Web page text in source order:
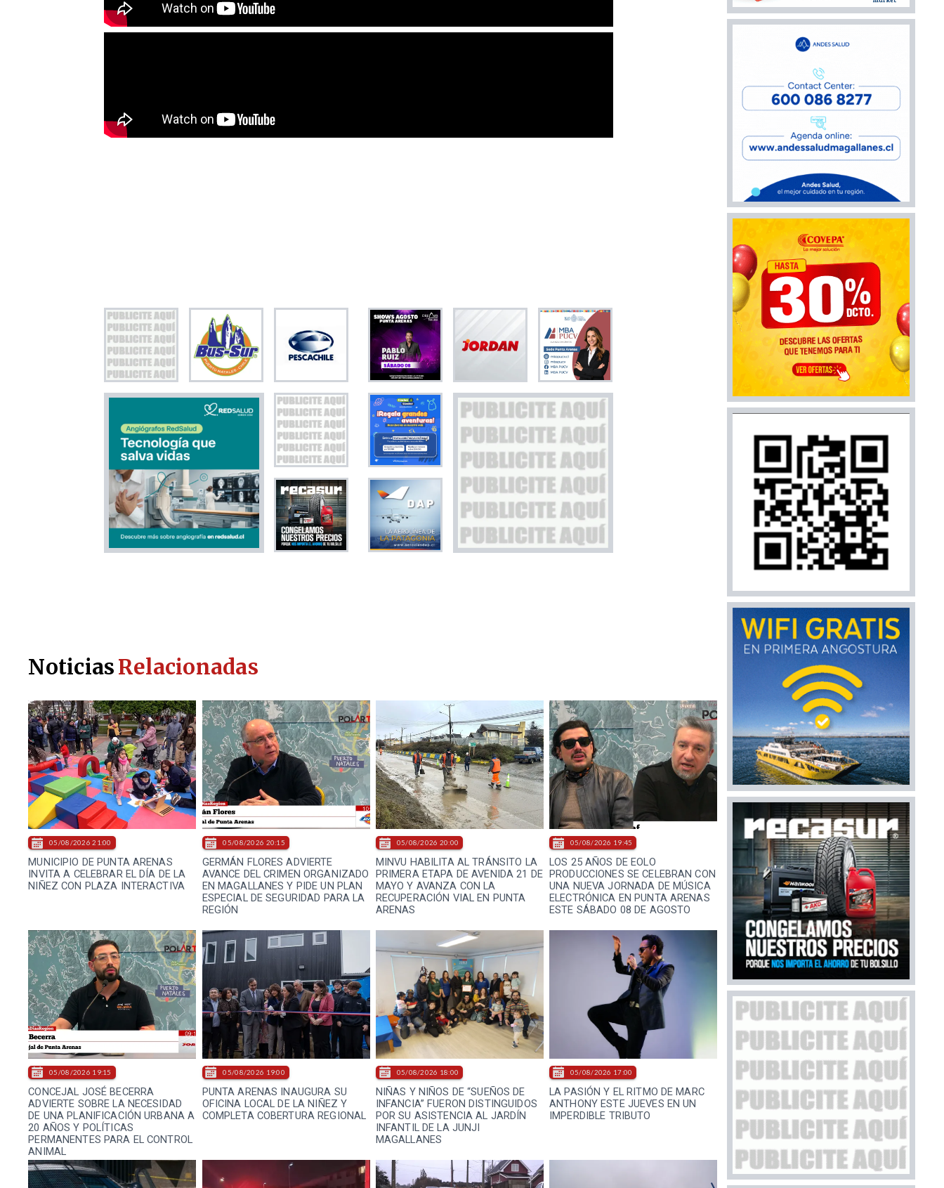
MUNICIPIO DE PUNTA ARENAS
INVITA A CELEBRAR EL DÍA DE LA
NIÑEZ CON PLAZA INTERACTIVA
05/08/2026 21:00
GERMÁN FLORES ADVIERTE
AVANCE DEL CRIMEN ORGANIZADO
EN MAGALLANES Y PIDE UN PLAN
ESPECIAL DE SEGURIDAD PARA LA
REGIÓN
05/08/2026 20:15
MINVU HABILITA AL TRÁNSITO LA
PRIMERA ETAPA DE AVENIDA 21 DE
MAYO Y AVANZA CON LA
RECUPERACIÓN VIAL EN PUNTA
ARENAS
05/08/2026 20:00
LOS 25 AÑOS DE EOLO
PRODUCCIONES SE CELEBRAN CON
UNA NUEVA JORNADA DE MÚSICA
ELECTRÓNICA EN PUNTA ARENAS
ESTE SÁBADO 08 DE AGOSTO
05/08/2026 19:45
CONCEJAL JOSÉ BECERRA
ADVIERTE SOBRE LA NECESIDAD
DE UNA PLANIFICACIÓN URBANA A
20 AÑOS Y POLÍTICAS
PERMANENTES PARA EL CONTROL
ANIMAL
05/08/2026 19:15
PUNTA ARENAS INAUGURA SU
OFICINA LOCAL DE LA NIÑEZ Y
COMPLETA COBERTURA REGIONAL
05/08/2026 19:00
NIÑAS Y NIÑOS DE “SUEÑOS DE
INFANCIA” FUERON DISTINGUIDOS
POR SU ASISTENCIA AL JARDÍN
INFANTIL DE LA JUNJI
MAGALLANES
05/08/2026 18:00
LA PASIÓN Y EL RITMO DE MARC
ANTHONY ESTE JUEVES EN UN
IMPERDIBLE TRIBUTO
05/08/2026 17:00
NoticiasRelacionadas